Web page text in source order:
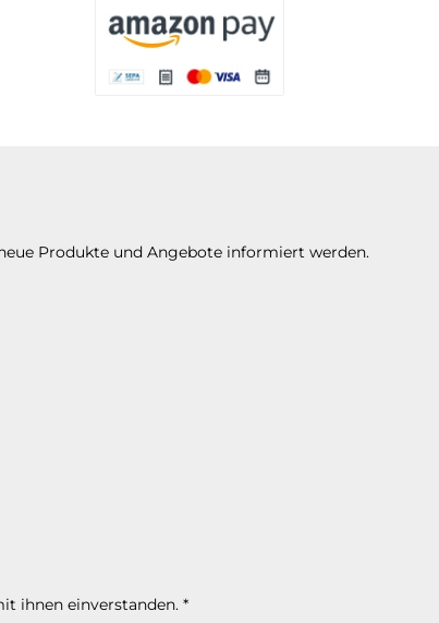
Produkte und Angebote informiert werden.
ihnen einverstanden. *